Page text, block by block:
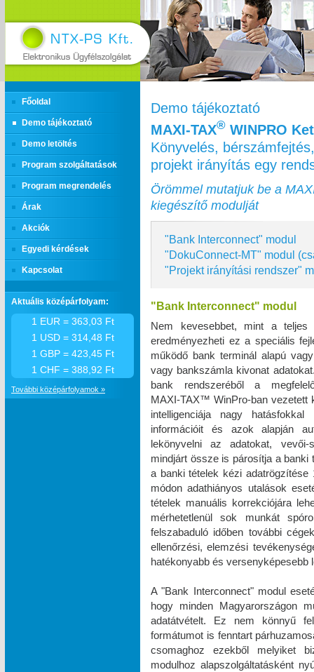
Főoldal
Demo tájékoztató
Demo letöltés
Program szolgáltatások
Program megrendelés
Árak
Akciók
Egyedi kérdések
Kapcsolat
Demo tájékoztató
MAXI‑TAX® WINPRO
Könyvelés,
projekt irányítás egy
Örömmel mutatjuk be a
kiegészítő modulját
"Bank Interconnect" modul
"DokuConnect-MT" modul
"Projekt irányítási rendszer"
"Bank Interconnect" modul
Nem kevesebbet, mint a teljes
eredményezheti ez a speciális
működő bank terminál alapú
vagy bankszámla kivonat
bank rendszeréből a
MAXI‑TAX™ WinPro-ban vezetett
intelligenciája nagy
információit és azok alapján
lekönyvelni az adatokat, vevői-
mindjárt össze is párosítja a
a banki tételek kézi
módon adathiányos utalások
tételek manuális korrekciójára
mérhetetlenül sok munkát
felszabaduló időben további
ellenőrzési, elemzési
hatékonyabb és
A "Bank Interconnect" modul
hogy minden Magyarországon
adatátvételt. Ez nem könnyű
formátumot is fenntart
csomaghoz ezekből melyiket
modulhoz alapszolgáltatásként
Aktuális középárfolyam:
1 EUR = 363,03 Ft
1 USD = 314,48 Ft
1 GBP = 423,45 Ft
1 CHF = 388,92 Ft
További középárfolyamok »